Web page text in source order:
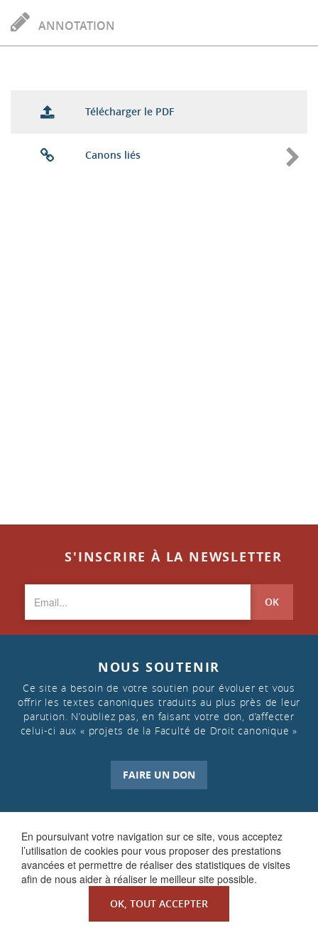
En poursuivant votre navigation sur ce site, vous acceptez
l’utilisation de cookies pour vous proposer des prestations
avancées et permettre de réaliser des statistiques de visites
afin de nous aider à réaliser le meilleur site possible.
OK, TOUT ACCEPTER
ANNOTATION
Télécharger le PDF
Canons liés
S'INSCRIRE À LA NEWSLETTER
OK
NOUS SOUTENIR
Ce site a besoin de votre soutien pour évoluer et vous
offrir les textes canoniques traduits au plus près de leur
parution. N’oubliez pas, en faisant votre don, d’affecter
celui-ci aux « projets de la Faculté de Droit canonique »
FAIRE UN DON